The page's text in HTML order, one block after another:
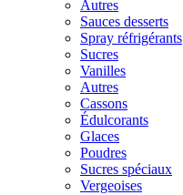
Autres
Sauces desserts
Spray réfrigérants
Sucres
Vanilles
Autres
Cassons
Édulcorants
Glaces
Poudres
Sucres spéciaux
Vergeoises